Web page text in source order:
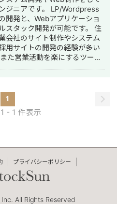
アです。 LP/Wordpress
開発と、Webアプリケーショ
スタック開発が可能です。 住
会社のサイト制作やシステム
用サイトの開発の経験が多い
【主な実績】 ・注文
業会社のコーポレートサイ
サイト等の開発 複数件 ・注文
ームページ制作(企画〜デザイ
を一貫対応) ・鍼灸院のホーム
作(企画〜デザイン〜開発を一
1
- 1 件表示
プライバシーポリシー
All Rights Reserved